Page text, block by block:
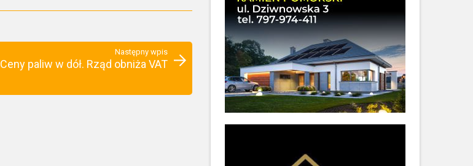
Następny wpis
Ceny paliw w dół. Rząd obniża VAT